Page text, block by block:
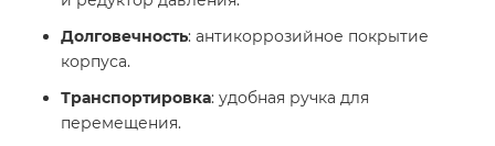
Долговечность: антикоррозийное покрытие
корпуса.
Транспортировка: удобная ручка для
перемещения.